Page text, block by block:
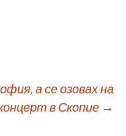
а се озовах на
в Скопие →